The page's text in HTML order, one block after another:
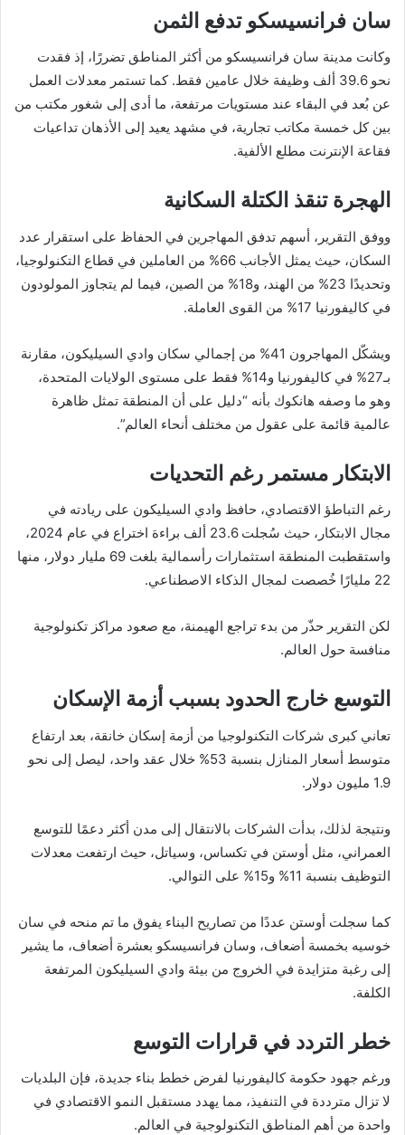
سان فرانسيسكو تدفع الثمن
وكانت مدينة سان فرانسيسكو من أكثر المناطق تضررًا، إذ فقدت
نحو 39.6 ألف وظيفة خلال عامين فقط. كما تستمر معدلات العمل
عن بُعد في البقاء عند مستويات مرتفعة، ما أدى إلى شغور مكتب من
بين كل خمسة مكاتب تجارية، في مشهد يعيد إلى الأذهان تداعيات
فقاعة الإنترنت مطلع الألفية.
الهجرة تنقذ الكتلة السكانية
ووفق التقرير، أسهم تدفق المهاجرين في الحفاظ على استقرار عدد
السكان، حيث يمثل الأجانب 66% من العاملين في قطاع التكنولوجيا،
وتحديدًا 23% من الهند، و18% من الصين، فيما لم يتجاوز المولودون
في كاليفورنيا 17% من القوى العاملة.
ويشكّل المهاجرون 41% من إجمالي سكان وادي السيليكون، مقارنة
بـ27% في كاليفورنيا و14% فقط على مستوى الولايات المتحدة،
وهو ما وصفه هانكوك بأنه “دليل على أن المنطقة تمثل ظاهرة
عالمية قائمة على عقول من مختلف أنحاء العالم”.
الابتكار مستمر رغم التحديات
رغم التباطؤ الاقتصادي، حافظ وادي السيليكون على ريادته في
مجال الابتكار، حيث سُجلت 23.6 ألف براءة اختراع في عام 2024،
واستقطبت المنطقة استثمارات رأسمالية بلغت 69 مليار دولار، منها
22 مليارًا خُصصت لمجال الذكاء الاصطناعي.
لكن التقرير حذّر من بدء تراجع الهيمنة، مع صعود مراكز تكنولوجية
منافسة حول العالم.
التوسع خارج الحدود بسبب أزمة الإسكان
تعاني كبرى شركات التكنولوجيا من أزمة إسكان خانقة، بعد ارتفاع
متوسط أسعار المنازل بنسبة 53% خلال عقد واحد، ليصل إلى نحو
1.9 مليون دولار.
ونتيجة لذلك، بدأت الشركات بالانتقال إلى مدن أكثر دعمًا للتوسع
العمراني، مثل أوستن في تكساس، وسياتل، حيث ارتفعت معدلات
التوظيف بنسبة 11% و15% على التوالي.
كما سجلت أوستن عددًا من تصاريح البناء يفوق ما تم منحه في سان
خوسيه بخمسة أضعاف، وسان فرانسيسكو بعشرة أضعاف، ما يشير
إلى رغبة متزايدة في الخروج من بيئة وادي السيليكون المرتفعة
الكلفة.
خطر التردد في قرارات التوسع
ورغم جهود حكومة كاليفورنيا لفرض خطط بناء جديدة، فإن البلديات
لا تزال مترددة في التنفيذ، مما يهدد مستقبل النمو الاقتصادي في
واحدة من أهم المناطق التكنولوجية في العالم.